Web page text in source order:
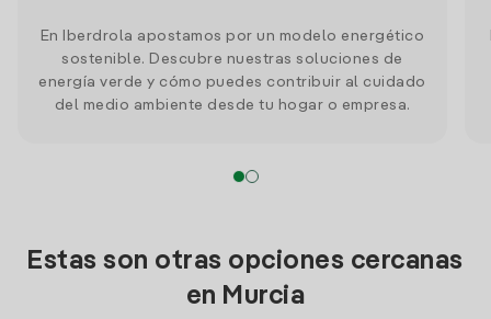
En Iberdrola apostamos por un modelo energético
sostenible. Descubre nuestras soluciones de
energía verde y cómo puedes contribuir al cuidado
del medio ambiente desde tu hogar o empresa.
Estas son otras opciones cercanas
en Murcia